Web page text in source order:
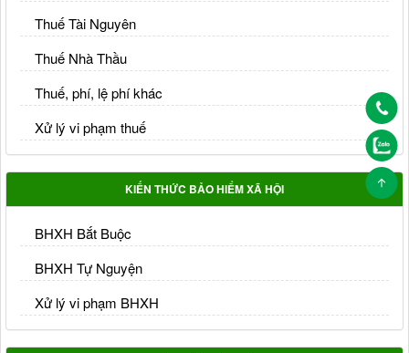
Thuế Tài Nguyên
Thuế Nhà Thầu
Thuế, phí, lệ phí khác
Xử lý vi phạm thuế
KIẾN THỨC BẢO HIỂM XÃ HỘI
BHXH Bắt Buộc
BHXH Tự Nguyện
Xử lý vi phạm BHXH